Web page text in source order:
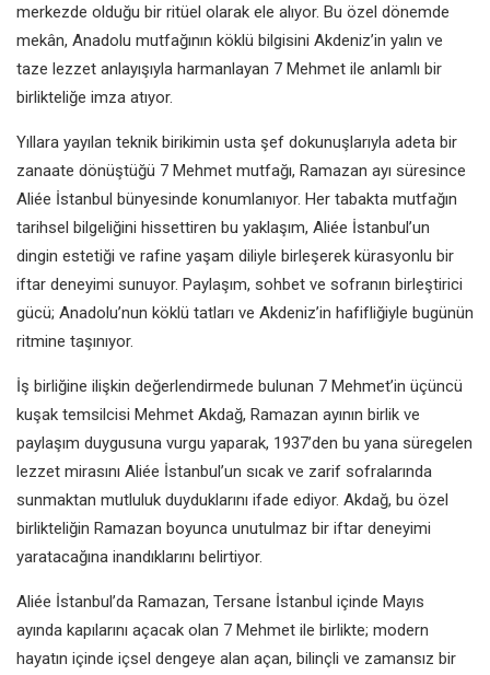
merkezde olduğu bir ritüel olarak ele alıyor. Bu özel dönemde
mekân, Anadolu mutfağının köklü bilgisini Akdeniz’in yalın ve
taze lezzet anlayışıyla harmanlayan 7 Mehmet ile anlamlı bir
birlikteliğe imza atıyor.
Yıllara yayılan teknik birikimin usta şef dokunuşlarıyla adeta bir
zanaate dönüştüğü 7 Mehmet mutfağı, Ramazan ayı süresince
Aliée İstanbul bünyesinde konumlanıyor. Her tabakta mutfağın
tarihsel bilgeliğini hissettiren bu yaklaşım, Aliée İstanbul’un
dingin estetiği ve rafine yaşam diliyle birleşerek kürasyonlu bir
iftar deneyimi sunuyor. Paylaşım, sohbet ve sofranın birleştirici
gücü; Anadolu’nun köklü tatları ve Akdeniz’in hafifliğiyle bugünün
ritmine taşınıyor.
İş birliğine ilişkin değerlendirmede bulunan 7 Mehmet’in üçüncü
kuşak temsilcisi Mehmet Akdağ, Ramazan ayının birlik ve
paylaşım duygusuna vurgu yaparak, 1937’den bu yana süregelen
lezzet mirasını Aliée İstanbul’un sıcak ve zarif sofralarında
sunmaktan mutluluk duyduklarını ifade ediyor. Akdağ, bu özel
birlikteliğin Ramazan boyunca unutulmaz bir iftar deneyimi
yaratacağına inandıklarını belirtiyor.
Aliée İstanbul’da Ramazan, Tersane İstanbul içinde Mayıs
ayında kapılarını açacak olan 7 Mehmet ile birlikte; modern
hayatın içinde içsel dengeye alan açan, bilinçli ve zamansız bir